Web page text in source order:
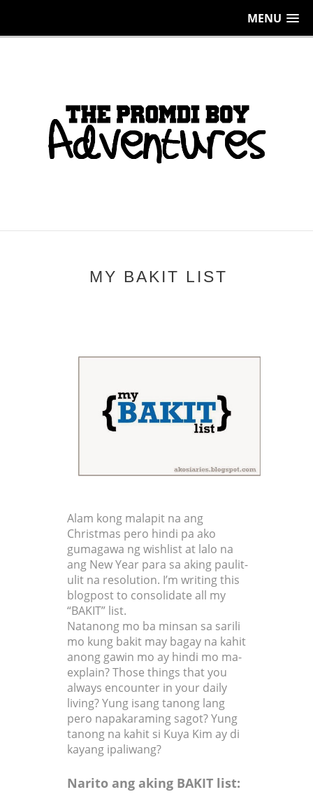
MENU
MY BAKIT LIST
Alam kong malapit na ang
Christmas pero hindi pa ako
gumagawa ng wishlist at lalo na
ang New Year para sa aking paulit-
ulit na resolution. I’m writing this
blogpost to consolidate all my
“BAKIT” list.
Natanong mo ba minsan sa sarili
mo kung bakit may bagay na kahit
anong gawin mo ay hindi mo ma-
explain? Those things that you
always encounter in your daily
living? Yung isang tanong lang
pero napakaraming sagot? Yung
tanong na kahit si Kuya Kim ay di
kayang ipaliwang?
Narito ang aking BAKIT list: